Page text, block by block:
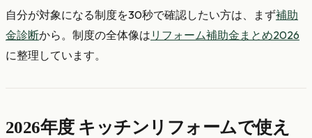
自分が対象になる制度を30秒で確認したい方は、まず補助
金診断から。制度の全体像は リフォーム補助金まとめ2026
に整理しています。
2026年度 キッチンリフォームで使え